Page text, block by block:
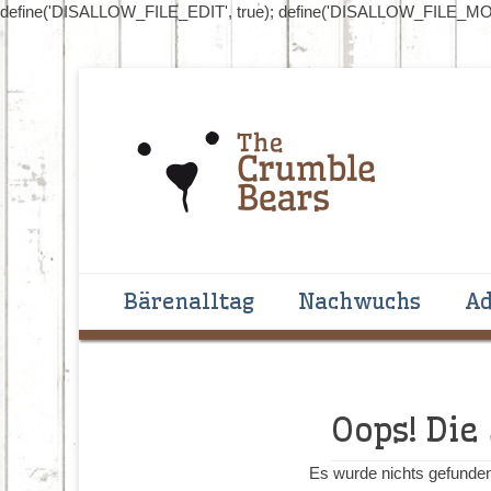
define('DISALLOW_FILE_EDIT', true);
The
Primäres Menü
Inhalt
springen
Bärenalltag Nachwuchs
Oops!
Es wurde nichts